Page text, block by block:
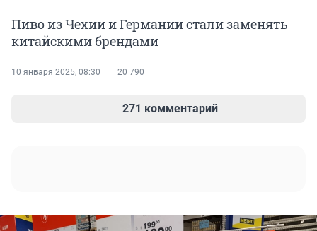
Пиво из Чехии и Германии стали заменять
китайскими брендами
10 января 2025, 08:30 20 790
271 комментарий